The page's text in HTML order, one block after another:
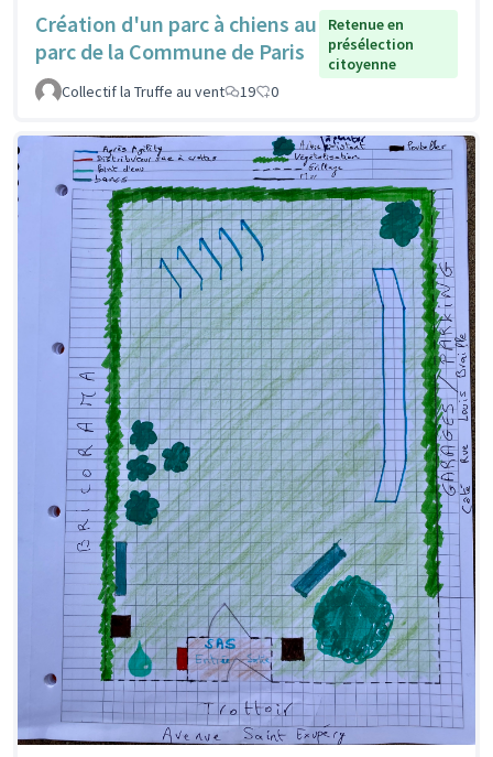
Création d'un parc à chiens au
parc de la Commune de Paris
Retenue en
présélection
citoyenne
Collectif la Truffe au vent
19 0